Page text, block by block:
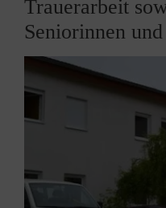
Trauerarbeit
Seniorinnen